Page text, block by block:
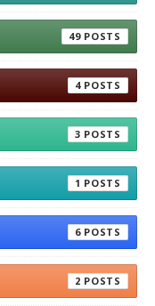
49
4
3
1
6
2